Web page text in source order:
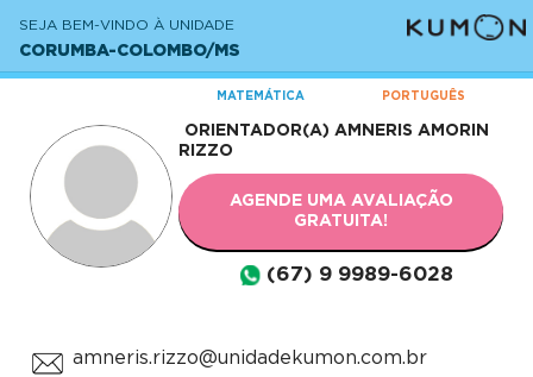
SEJA BEM-VINDO À UNIDADE
CORUMBA-COLOMBO/MS
MATEMÁTICA PORTUGUÊS
ORIENTADOR(A) AMNERIS AMORIN
RIZZO
AGENDE UMA AVALIAÇÃO
GRATUITA!
(67) 9 9989-6028
amneris.rizzo@unidadekumon.com.br